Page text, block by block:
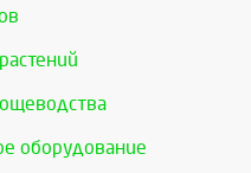
оборудование